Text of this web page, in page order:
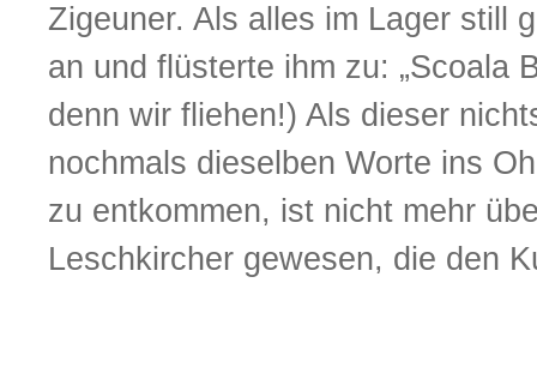
Zigeuner. Als alles im Lager still
an und flüsterte ihm zu: „Scoala
denn wir fliehen!) Als dieser
nochmals dieselben Worte ins
zu entkommen, ist nicht mehr
Leschkircher gewesen, die den